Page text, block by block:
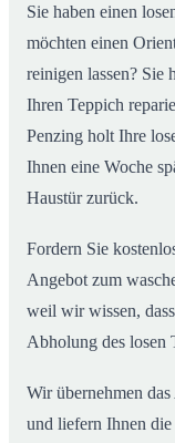
Sie haben einen
möchten einen
reinigen lassen? Sie
Ihren Teppich
Penzing holt Ihre
Ihnen eine Woche
Haustür zurück.
Fordern Sie
Angebot zum
weil wir wissen,
Abholung des losen
Wir übernehmen
und liefern Ihnen